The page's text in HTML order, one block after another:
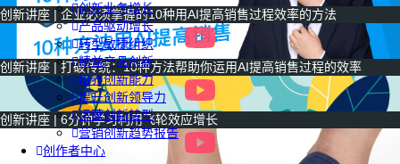
创新业务增长
产品驱动增长
转型敏捷组织
精益产品创新
培养创新能力
提升创新领导力
运营创新转型
营销创新趋势报告
创作者中心
创新讲座 | 企业必须掌握的10种用AI提高销售过程效率的方法
创新讲座 | 打破传统：10种方法帮助你运用AI提高销售过程的效率
创新讲座 | 6分钟学习利用飞轮效应增长